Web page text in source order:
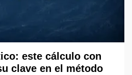
este cálculo con
clave en el método